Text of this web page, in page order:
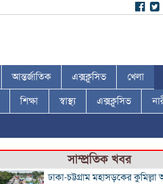
আন্তর্জাতিক এক্সক্লুসিভ খেলা
শিক্ষা স্বাস্থ্য এক্সক্লুসিভ
সাম্প্রতিক খবর
ঢাকা-চট্টগ্রাম মহাসড়কের